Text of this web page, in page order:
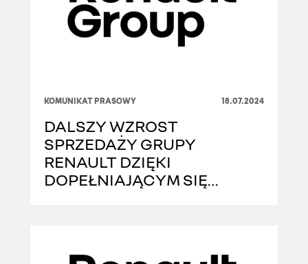
KOMUNIKAT PRASOWY 18.07.2024
DALSZY WZROST
SPRZEDAŻY GRUPY
RENAULT DZIĘKI
DOPEŁNIAJĄCYM SIĘ